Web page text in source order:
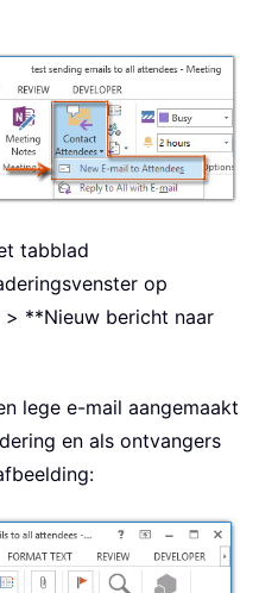
tabblad
op
**Nieuw bericht naar
lege e-mail aangemaakt
en als ontvangers